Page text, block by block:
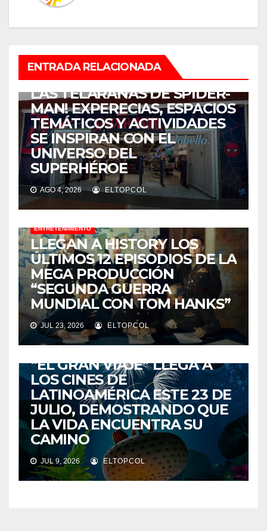
ENTRADA RELACIONADA
ENTRETENIMIENTO
¡COLOMBIA SE ENREDÓ EN
LAS TELARAÑAS DE SPIDER-
MAN! EXPERECIAS, ESPACIOS
TEMÁTICOS Y ACTIVIDADES
SE INSPIRAN CON EL
UNIVERSO DEL
SUPERHÉROE
AGO 4, 2026 ELTOPCOL
ENTRETENIMIENTO
LLEGAN A HISTORY LOS
ÚLTIMOS 12 EPISODIOS DE LA
MEGA PRODUCCIÓN
“SEGUNDA GUERRA
MUNDIAL CON TOM HANKS”
JUL 23, 2026 ELTOPCOL
“EL GRAN VIAJE” LLEGA A
LOS CINES DE
LATINOAMÉRICA ESTE 23 DE
JULIO, DEMOSTRANDO QUE
LA VIDA ENCUENTRA SU
CAMINO
JUL 9, 2026 ELTOPCOL